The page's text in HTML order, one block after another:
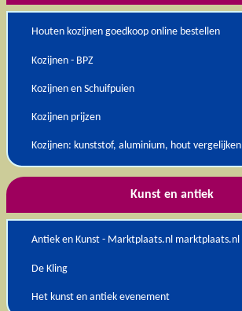
Houten kozijnen goedkoop online bestellen
Kozijnen - BPZ
Kozijnen en Schuifpuien
Kozijnen prijzen
Kozijnen: kunststof, aluminium, hout vergelijken
Kunst en antiek
Antiek en Kunst - Marktplaats.nl marktplaats.nl
De Kling
Het kunst en antiek evenement